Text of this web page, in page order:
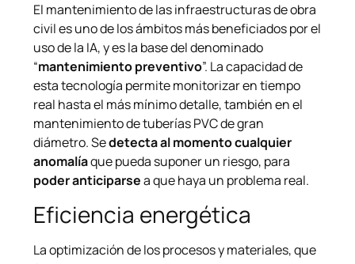
El mantenimiento de las infraestructuras de obra
civil es uno de los ámbitos más beneficiados por el
uso de la IA, y es la base del denominado
“mantenimiento preventivo”. La capacidad de
esta tecnología permite monitorizar en tiempo
real hasta el más mínimo detalle, también en el
mantenimiento de tuberías PVC de gran
diámetro. Sedetecta al momento cualquier
anomalíaque pueda suponer un riesgo, para
poder anticiparsea que haya un problema real.
Eficiencia energética
La optimización de los procesos y materiales, que